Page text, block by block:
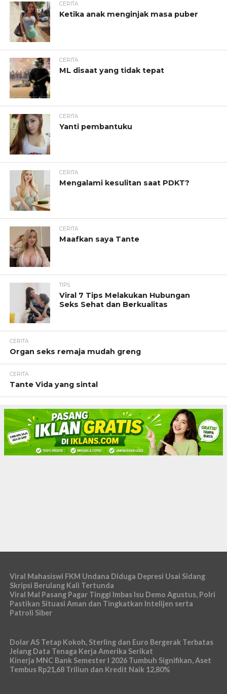
CERITA
Ketika anak menginjak masa puber
CERITA
ML disaat yang tidak tepat
CERITA
Yanti pembantuku
CERITA
Mengalami kesulitan saat PDKT?
CERITA
Maafkan saya Tante
TIPS
Viral 7 Tips Melakukan Hubungan
Seks Sehat dan Berkualitas
CERITA
Organ seks remaja mudah greng
CERITA
Tante Vida yang sintal
Viral Mahasiswi FKM Undana Diduga Depresi Usai Sidang
Skripsi Berulang Kali Tertunda
Viral Mal Pasang Pagar Tinggi Imbas Isu Demo Agustus, Polri
Pastikan Situasi Aman dan Tingkatkan Intelijen serta
Patroli Siber
Dolar AS Tetap Kokoh, Sterling dan Euro Bergerak Terbatas
Jelang Data Tenaga Kerja Amerika Serikat
Kinerja MNC Bank Semester I 2026 Tumbuh Signifikan, Aset
Tembus Rp21,68 Triliun dan Kredit Naik 12,80%